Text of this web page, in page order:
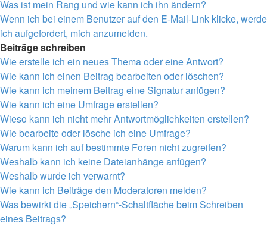
Was ist mein Rang und wie kann ich ihn ändern?
Wenn ich bei einem Benutzer auf den E-Mail-Link klicke, werde
ich aufgefordert, mich anzumelden.
Beiträge schreiben
Wie erstelle ich ein neues Thema oder eine Antwort?
Wie kann ich einen Beitrag bearbeiten oder löschen?
Wie kann ich meinem Beitrag eine Signatur anfügen?
Wie kann ich eine Umfrage erstellen?
Wieso kann ich nicht mehr Antwortmöglichkeiten erstellen?
Wie bearbeite oder lösche ich eine Umfrage?
Warum kann ich auf bestimmte Foren nicht zugreifen?
Weshalb kann ich keine Dateianhänge anfügen?
Weshalb wurde ich verwarnt?
Wie kann ich Beiträge den Moderatoren melden?
Was bewirkt die „Speichern“-Schaltfläche beim Schreiben
eines Beitrags?